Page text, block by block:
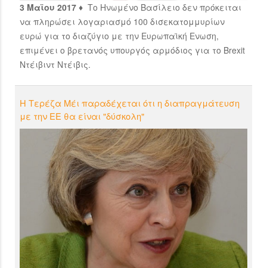
3 Μαϊου 2017 ♦ Το Ηνωμένο Βασίλειο δεν πρόκειται
να πληρώσει λογαριασμό 100 δισεκατομμυρίων
ευρώ για το διαζύγιο με την Ευρωπαϊκή Ενωση,
επιμένει ο βρετανός υπουργός αρμόδιος για το Brexit
Ντέιβιντ Ντέιβις.
Η Τερέζα Μέι παραδέχεται ότι η διαπραγμάτευση
με την ΕΕ θα είναι "δύσκολη"